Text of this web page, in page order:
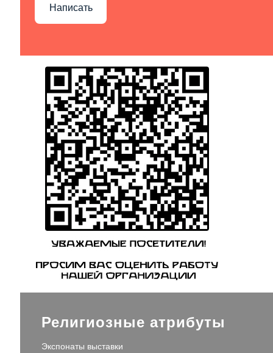
Написать
Религиозные атрибуты
Экспонаты выставки